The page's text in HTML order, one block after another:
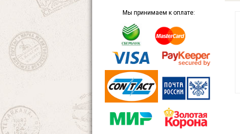
Мы принимаем к оплате: